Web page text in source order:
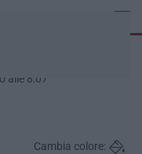
alle 8:07
Cambia colore: